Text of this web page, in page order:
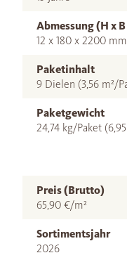
Abmessung (H x
12 x 180 x 2200 mm
Paketinhalt
9 Dielen (3,56 m²/
Paketgewicht
24,74 kg/Paket
Preis (Brutto)
65,90 €/m²
Sortimentsjahr
2026